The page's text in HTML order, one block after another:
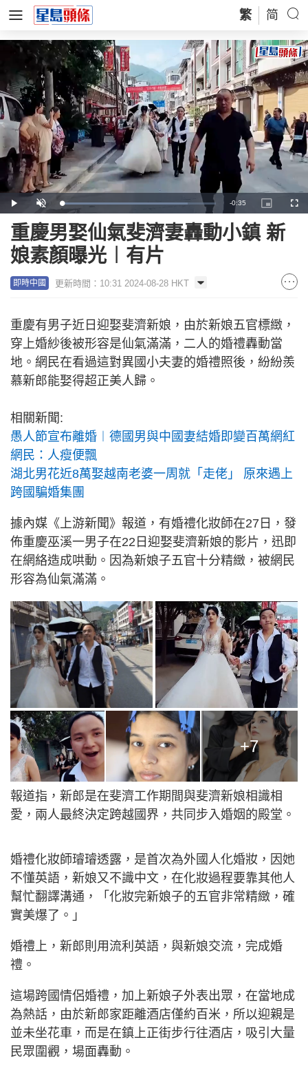
繁 简
Play Unmute Loaded:
81.50%
Remaining
Time
-0:35
Picture-
in-
重慶男娶仙氣斐濟妻轟動小鎮 新
娘素顏曝光︱有片
即時中國 更新時間：10:31 2024-08-28 HKT
重慶有男子近日迎娶斐濟新娘，由於新娘五官標緻，
穿上婚紗後被形容是仙氣滿滿，二人的婚禮轟動當
地。網民在看過這對異國小夫妻的婚禮照後，紛紛羨
慕新郎能娶得超正美人歸。
相關新聞:
愚人節宣布離婚︱德國男與中國妻結婚即變百萬網紅
網民：人瘦便飄
湖北男花近8萬娶越南老婆一周就「走佬」 原來遇上
跨國騙婚集團
據內媒《上游新聞》報道，有婚禮化妝師在27日，發
佈重慶巫溪一男子在22日迎娶斐濟新娘的影片，迅即
在網絡造成哄動。因為新娘子五官十分精緻，被網民
形容為仙氣滿滿。
+7
報道指，新郎是在斐濟工作期間與斐濟新娘相識相
愛，兩人最終決定跨越國界，共同步入婚姻的殿堂。
婚禮化妝師璿璿透露，是首次為外國人化婚妝，因她
不懂英語，新娘又不識中文，在化妝過程要靠其他人
幫忙翻譯溝通，「化妝完新娘子的五官非常精緻，確
實美爆了。」
婚禮上，新郎則用流利英語，與新娘交流，完成婚
禮。
這場跨國情侶婚禮，加上新娘子外表出眾，在當地成
為熱話，由於新郎家距離酒店僅約百米，所以迎親是
並未坐花車，而是在鎮上正街步行往酒店，吸引大量
民眾圍觀，場面轟動。